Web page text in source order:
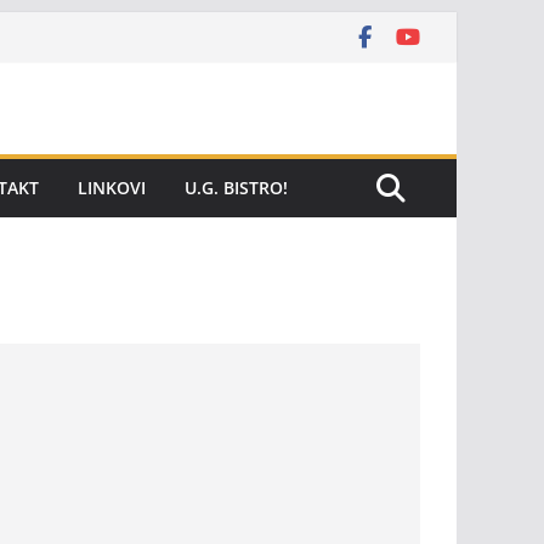
LINKOVI U.G. BISTRO!